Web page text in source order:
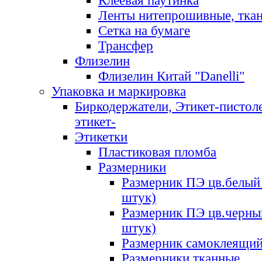
Ленты нитепрошивные,
Сетка на бумаге
Трансфер
Флизелин
Флизелин Китай "Danelli"
Упаковка и маркировка
Биркодержатели, Этикет-
этикет-
Этикетки
Пластиковая пломба
Размерники
Размерник ПЭ цв.белый
штук)
Размерник ПЭ
штук)
Размерник